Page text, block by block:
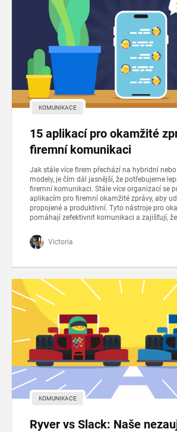
KOMUNIKACE
15 aplikací pro okamžité
firemní komunikaci
Jak stále více firem přechází na hybridní
modely, je čím dál jasnější, že potřebujeme
firemní komunikaci. Stále více organizací se
aplikacím pro firemní okamžité zprávy, aby
propojené a produktivní. Tyto nástroje pro
pomáhají zefektivnit komunikaci a zajišťují,
Victoria
KOMUNIKACE
Ryver vs Slack: Naše